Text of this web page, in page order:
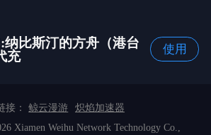
纳比斯汀的方舟（港台
充
使用
接： 鲸云漫游
炽焰加速器
Xiamen Weihu Network Technology Co.,